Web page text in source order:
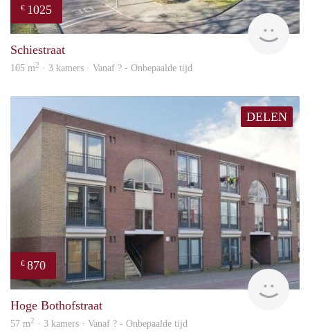
€ 1025
Schiestraat
105 m2 · 3 kamers · Vanaf ? - Onbepaalde tijd
DELEN
€ 870
Hoge Bothofstraat
57 m2 · 3 kamers · Vanaf ? - Onbepaalde tijd